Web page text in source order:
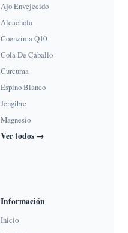
Ajo Envejecido
Alcachofa
Coenzima Q10
Cola De Caballo
Curcuma
Espino Blanco
Jengibre
Magnesio
Ver todos →
Información
Inicio